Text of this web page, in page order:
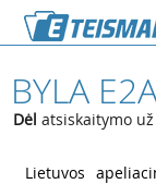
BYLA
Dėl atsiskaitymo
Lietuvos